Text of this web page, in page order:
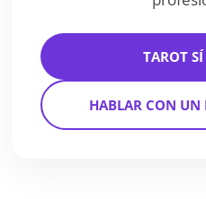
TAROT
HABLAR CON UN